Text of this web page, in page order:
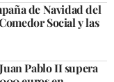
de Navidad del
Social y las
Pablo II supera